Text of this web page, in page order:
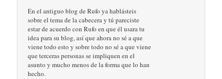
En el antiguo blog de Rufo ya hablásteis
sobre el tema de la cabecera y tú pareciste
estar de acuerdo con Rufo en que él usara tu
idea para su blog, así que ahora no sé a que
viene todo esto y sobre todo no sé a que viene
que terceras personas se impliquen en el
asunto y mucho menos de la forma que lo han
hecho.